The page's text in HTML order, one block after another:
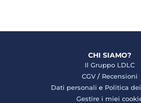
CHI SIAMO?
Il Gruppo LDLC
CGV / Recensioni
Dati personali e Politica
Gestire i miei